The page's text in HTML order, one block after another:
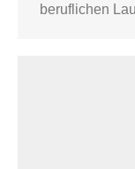
beruflichen